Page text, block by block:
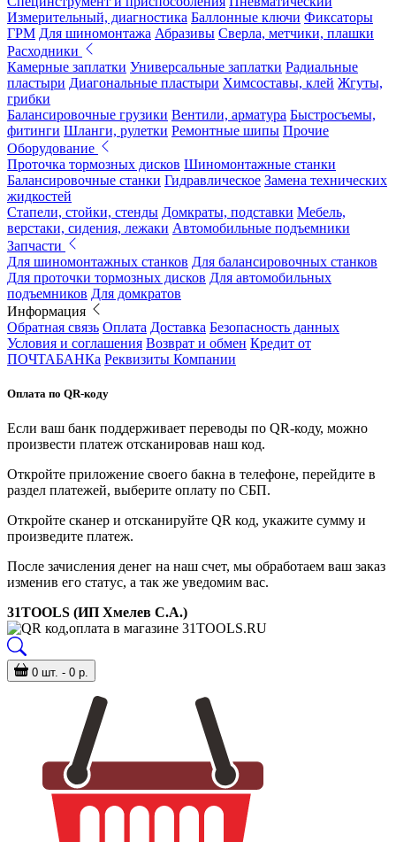
Измерительный, диагностика Баллонные ключи Фиксаторы
ГРМ Для шиномонтажа Абразивы Сверла, метчики, плашки
Расходники
Камерные заплатки Универсальные заплатки Радиальные
пластыри Диагональные пластыри Химсоставы, клей Жгуты,
грибки
Балансировочные грузики Вентили, арматура Быстросъемы,
фитинги Шланги, рулетки Ремонтные шипы Прочие
Оборудование
Проточка тормозных дисков Шиномонтажные станки
Балансировочные станки Гидравлическое Замена технических
жидкостей
Стапели, стойки, стенды Домкраты, подставки Мебель,
верстаки, сидения, лежаки Автомобильные подъемники
Запчасти
Для шиномонтажных станков Для балансировочных станков
Для проточки тормозных дисков Для автомобильных
подъемников Для домкратов
Информация
Обратная связь Оплата Доставка Безопасность данных
Условия и соглашения Возврат и обмен Кредит от
ПОЧТАБАНКа Реквизиты Компании
Оплата по QR-коду
Если ваш банк поддерживает переводы по QR-коду, можно
произвести платеж отсканировав наш код.
Откройте приложение своего бакна в телефоне, перейдите в
раздел платежей, выберите оплату по СБП.
Откройте сканер и отсканируйте QR код, укажите сумму и
произведите платеж.
После зачисления денег на наш счет, мы обработаем ваш заказ
изменив его статус, а так же уведомим вас.
31TOOLS (ИП Хмелев С.А.)
0 шт. - 0 р.